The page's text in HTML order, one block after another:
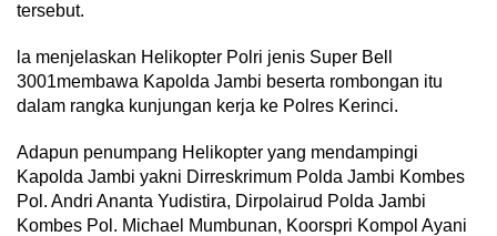
tersebut.
la menjelaskan Helikopter Polri jenis Super Bell
3001membawa Kapolda Jambi beserta rombongan itu
dalam rangka kunjungan kerja ke Polres Kerinci.
Adapun penumpang Helikopter yang mendampingi
Kapolda Jambi yakni Dirreskrimum Polda Jambi Kombes
Pol. Andri Ananta Yudistira, Dirpolairud Polda Jambi
Kombes Pol. Michael Mumbunan, Koorspri Kompol Ayani